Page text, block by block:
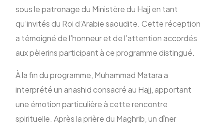
sous le patronage du Ministère du Hajj en tant
qu’invités du Roi d’Arabie saoudite. Cette réception
a témoigné de l’honneur et de l’attention accordés
aux pèlerins participant à ce programme distingué.
À la fin du programme, Muhammad Matara a
interprété un anashid consacré au Hajj, apportant
une émotion particulière à cette rencontre
spirituelle. Après la prière du Maghrib, un dîner